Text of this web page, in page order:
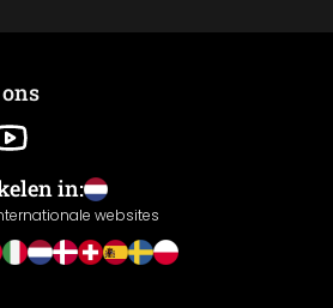
in:
websites